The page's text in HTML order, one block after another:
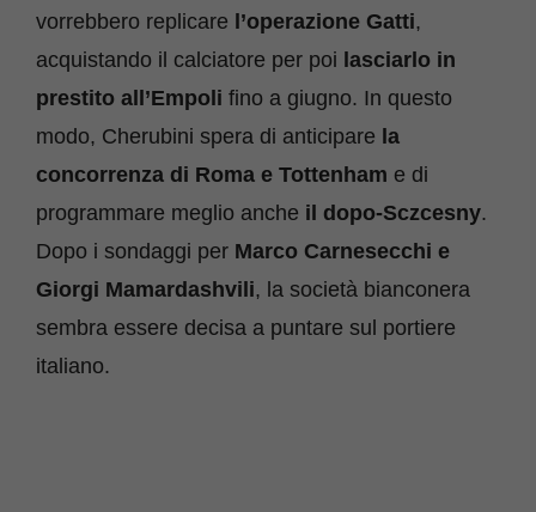
vorrebbero replicare l’operazione Gatti,
acquistando il calciatore per poi lasciarlo in
prestito all’Empoli fino a giugno. In questo
modo, Cherubini spera di anticipare la
concorrenza di Roma e Tottenham e di
programmare meglio anche il dopo-Sczcesny.
Dopo i sondaggi per Marco Carnesecchi e
Giorgi Mamardashvili, la società bianconera
sembra essere decisa a puntare sul portiere
italiano.